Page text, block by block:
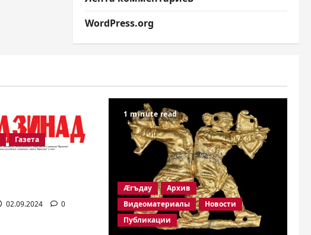
WordPress.org
Газета
02.09.2024 0
1 minute read
Æгъдау
Архив
Видеоматериалы
Новости
Публикации